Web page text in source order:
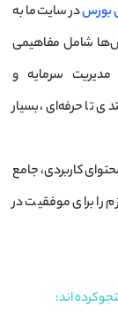
بورسدر سایت ما به
شامل مفاهیمی
مدیریت سرمایه و
تا حرفه‌ای، بسیار
کاربردی، جامع
را برای موفقیت در
کرده اند: